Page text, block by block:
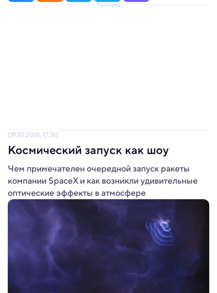
Реклама
09.10.2018, 17:30
Космический запуск как шоу
Чем примечателен очередной запуск ракеты
компании SpaceX и как возникли удивительные
оптические эффекты в атмосфере